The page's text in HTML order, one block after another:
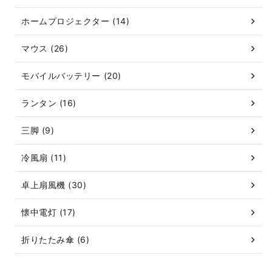
ホームプロジェクター (14)
マウス (26)
モバイルバッテリー (20)
ランタン (16)
三脚 (9)
冷風扇 (11)
卓上扇風機 (30)
懐中電灯 (17)
折りたたみ傘 (6)